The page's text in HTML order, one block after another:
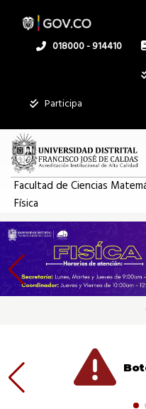
contenido
Linea
018000 - 914410
Participa
Facultad de Ciencias
Física